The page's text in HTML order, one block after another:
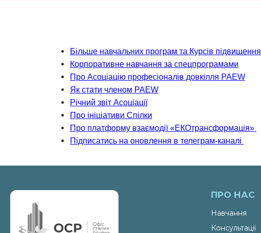
Більше навчальних програм та Курсів підвищення
Корпоративне навчання за спецпрограмами
Про Асоціацію професіоналів довкілля PAEW
Як стати членом PAEW
Річний звіт Асоціації
Про ініціативи Спілки
Про платформу взаємодії «ЕКОтрансформація»
Підписатись на оновлення в телеграм-каналі
ПРО НАС
Навчання
Консультації